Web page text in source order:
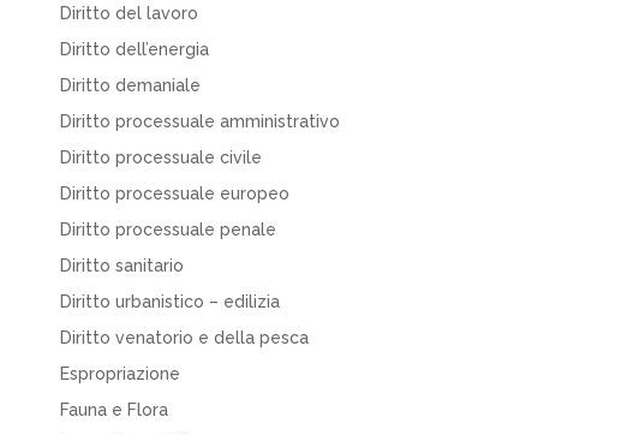
Diritto del lavoro
Diritto dell’energia
Diritto demaniale
Diritto processuale amministrativo
Diritto processuale civile
Diritto processuale europeo
Diritto processuale penale
Diritto sanitario
Diritto urbanistico – edilizia
Diritto venatorio e della pesca
Espropriazione
Fauna e Flora